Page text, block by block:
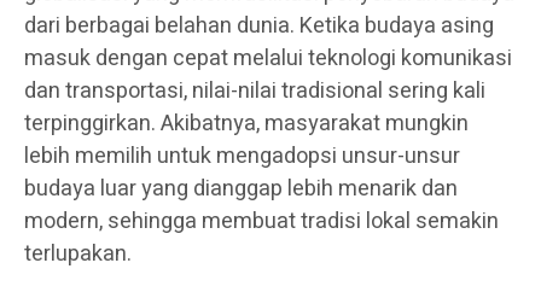
dari berbagai belahan dunia. Ketika budaya asing
masuk dengan cepat melalui teknologi komunikasi
dan transportasi, nilai-nilai tradisional sering kali
terpinggirkan. Akibatnya, masyarakat mungkin
lebih memilih untuk mengadopsi unsur-unsur
budaya luar yang dianggap lebih menarik dan
modern, sehingga membuat tradisi lokal semakin
terlupakan.